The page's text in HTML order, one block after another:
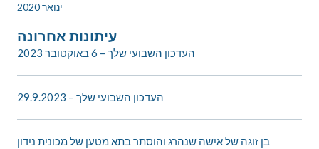
ינואר 2020
עיתונות אחרונה
העדכון השבועי שלך – 6 באוקטובר 2023
העדכון השבועי שלך – 29.9.2023
בן זוגה של אישה שנהרג והוסתר בתא מטען של מכונית נידון